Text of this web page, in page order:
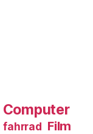
Computer
fahrrad Film